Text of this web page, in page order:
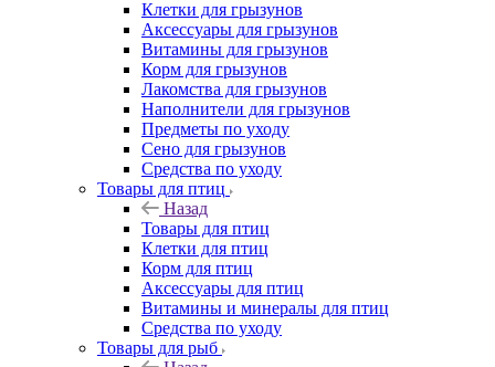
Клетки для грызунов
Аксессуары для грызунов
Витамины для грызунов
Корм для грызунов
Лакомства для грызунов
Наполнители для грызунов
Предметы по уходу
Сено для грызунов
Средства по уходу
Товары для птиц
Назад
Товары для птиц
Клетки для птиц
Корм для птиц
Аксессуары для птиц
Витамины и минералы для птиц
Средства по уходу
Товары для рыб